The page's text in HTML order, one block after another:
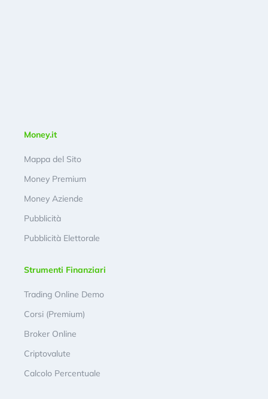
Money.it
Mappa del Sito
Money Premium
Money Aziende
Pubblicità
Pubblicità Elettorale
Strumenti Finanziari
Trading Online Demo
Corsi (Premium)
Broker Online
Criptovalute
Calcolo Percentuale